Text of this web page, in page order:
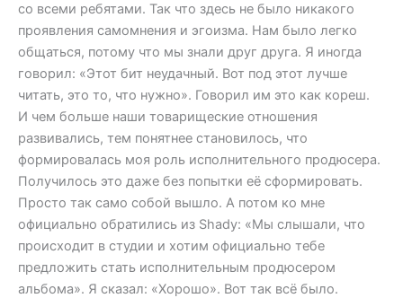
со всеми ребятами. Так что здесь не было никакого
проявления самомнения и эгоизма. Нам было легко
общаться, потому что мы знали друг друга. Я иногда
говорил: «Этот бит неудачный. Вот под этот лучше
читать, это то, что нужно». Говорил им это как кореш.
И чем больше наши товарищеские отношения
развивались, тем понятнее становилось, что
формировалась моя роль исполнительного продюсера.
Получилось это даже без попытки её сформировать.
Просто так само собой вышло. А потом ко мне
официально обратились из Shady: «Мы слышали, что
происходит в студии и хотим официально тебе
предложить стать исполнительным продюсером
альбома». Я сказал: «Хорошо». Вот так всё было.